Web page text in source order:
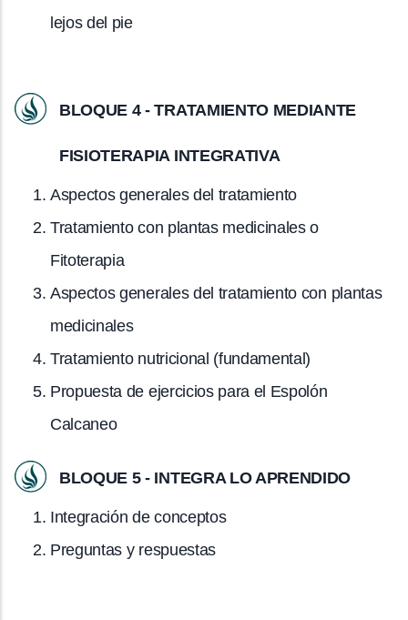
lejos del pie
BLOQUE 4 - TRATAMIENTO MEDIANTE
FISIOTERAPIA INTEGRATIVA
Aspectos generales del tratamiento
Tratamiento con plantas medicinales o
Fitoterapia
Aspectos generales del tratamiento con plantas
medicinales
Tratamiento nutricional (fundamental)
Propuesta de ejercicios para el Espolón
Calcaneo
BLOQUE 5 - INTEGRA LO APRENDIDO
Integración de conceptos
Preguntas y respuestas